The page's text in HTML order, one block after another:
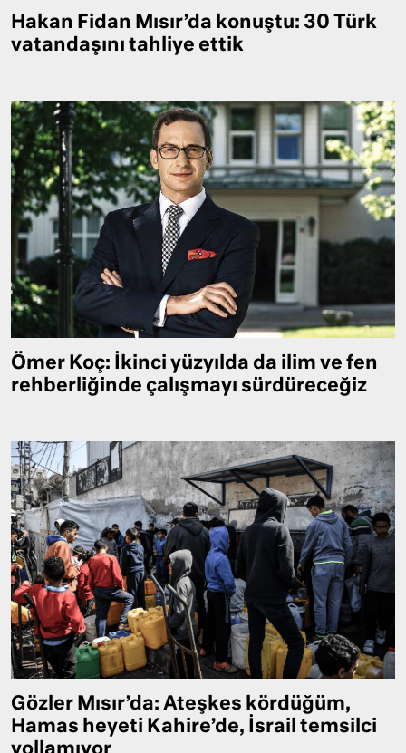
Hakan Fidan Mısır’da konuştu: 30 Türk
vatandaşını tahliye ettik
Ömer Koç: İkinci yüzyılda da ilim ve fen
rehberliğinde çalışmayı sürdüreceğiz
Gözler Mısır’da: Ateşkes kördüğüm,
Hamas heyeti Kahire’de, İsrail temsilci